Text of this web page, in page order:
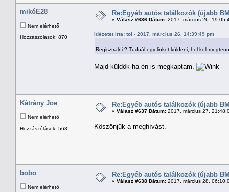
mikóE28
Nem elérhető
Hozzászólások: 870
Re:Egyéb autós találkozók (újabb
« Válasz #636 Dátum: 2017. március 26.
Idézetet írta: toi - 2017. március 26. 14:39:49 pm
Regisztrálni ? Tudnál egy linket küldeni, hol kell
Majd küldök ha én is megkaptam.
Kátrány Joe
Nem elérhető
Hozzászólások: 563
Re:Egyéb autós találkozók (újabb
« Válasz #637 Dátum: 2017. március 27.
Köszönjük a meghívást.
bobo
Nem elérhető
Re:Egyéb autós találkozók (újabb
« Válasz #638 Dátum: 2017. március 28.